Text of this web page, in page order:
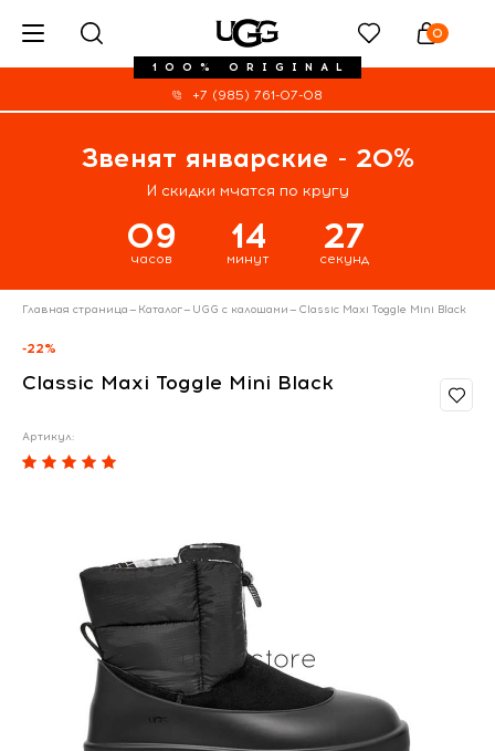
100% ORIGINAL
0
+7 (985) 761-07-08
Звенят январские - 20%
И скидки мчатся по кругу
09
часов
14
минут
27
секунд
Главная страница— Каталог— UGG с калошами— Classic Maxi Toggle Mini Black
-22%
Classic Maxi Toggle Mini Black
Артикул: